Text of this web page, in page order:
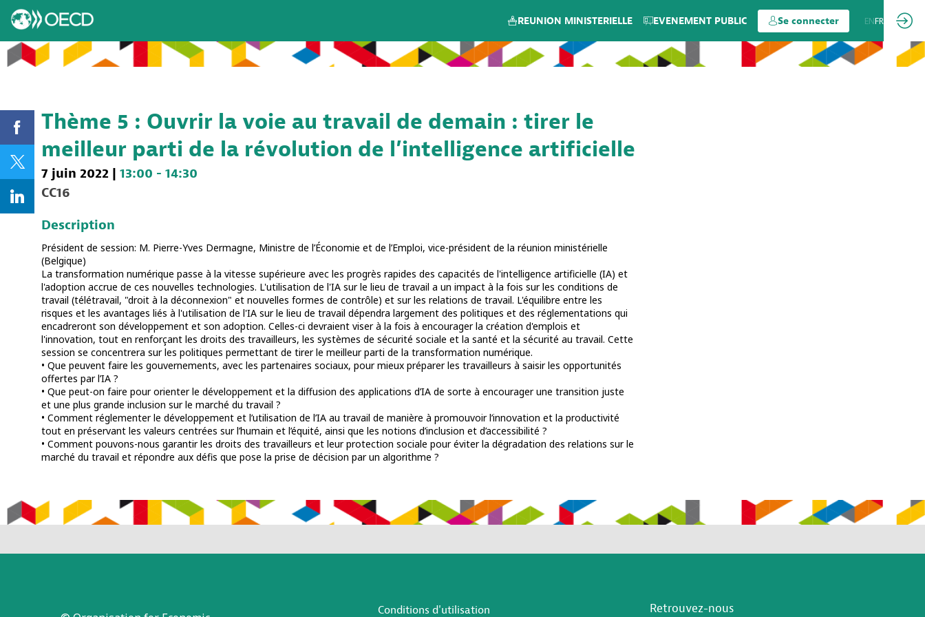
REUNION MINISTERIELLE EVENEMENT PUBLIC Se connecter ENFR
Thème 5 : Ouvrir la voie au travail de demain : tirer le
meilleur parti de la révolution de l’intelligence artificielle
7 juin 2022 | 13:00 - 14:30
CC16
Description
Président de session: M. Pierre-Yves Dermagne, Ministre de l’Économie et de l’Emploi, vice-président de la réunion ministérielle
(Belgique)
La transformation numérique passe à la vitesse supérieure avec les progrès rapides des capacités de l'intelligence artificielle (IA) et
l'adoption accrue de ces nouvelles technologies. L'utilisation de l'IA sur le lieu de travail a un impact à la fois sur les conditions de
travail (télétravail, "droit à la déconnexion" et nouvelles formes de contrôle) et sur les relations de travail. L'équilibre entre les
risques et les avantages liés à l'utilisation de l'IA sur le lieu de travail dépendra largement des politiques et des réglementations qui
encadreront son développement et son adoption. Celles-ci devraient viser à la fois à encourager la création d'emplois et
l'innovation, tout en renforçant les droits des travailleurs, les systèmes de sécurité sociale et la santé et la sécurité au travail. Cette
session se concentrera sur les politiques permettant de tirer le meilleur parti de la transformation numérique.
• Que peuvent faire les gouvernements, avec les partenaires sociaux, pour mieux préparer les travailleurs à saisir les opportunités
offertes par l’IA ?
• Que peut-on faire pour orienter le développement et la diffusion des applications d’IA de sorte à encourager une transition juste
et une plus grande inclusion sur le marché du travail ?
• Comment réglementer le développement et l’utilisation de l’IA au travail de manière à promouvoir l’innovation et la productivité
tout en préservant les valeurs centrées sur l’humain et l’équité, ainsi que les notions d’inclusion et d’accessibilité ?
• Comment pouvons-nous garantir les droits des travailleurs et leur protection sociale pour éviter la dégradation des relations sur le
marché du travail et répondre aux défis que pose la prise de décision par un algorithme ?
Conditions d'utilisation Retrouvez-nous